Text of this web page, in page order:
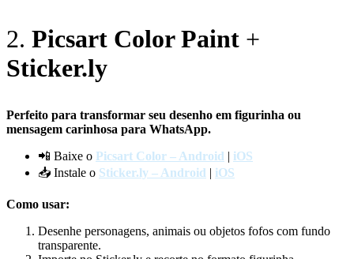
2. Picsart Color Paint +
Sticker.ly
Perfeito para transformar seu desenho em figurinha ou
mensagem carinhosa para WhatsApp.
📲 Baixe o Picsart Color – Android | iOS
📥 Instale o Sticker.ly – Android | iOS
Como usar:
Desenhe personagens, animais ou objetos fofos com fundo
transparente.